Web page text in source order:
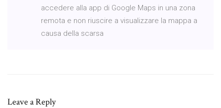
accedere alla app di Google Maps in una zona
remota e non riuscire a visualizzare la mappa a
causa della scarsa
Leave a Reply